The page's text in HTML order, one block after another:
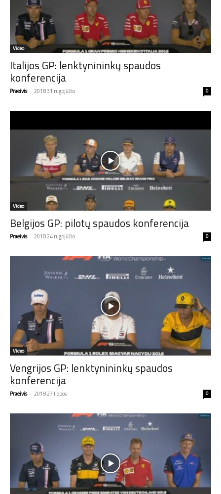
Video
Italijos GP: lenktynininkų spaudos
konferencija
Praeivis - 2018 31 rugpjūčio 0
Video
Belgijos GP: pilotų spaudos konferencija
Praeivis - 2018 24 rugpjūčio 0
Video
Vengrijos GP: lenktynininkų spaudos
konferencija
Praeivis - 2018 27 liepos 0